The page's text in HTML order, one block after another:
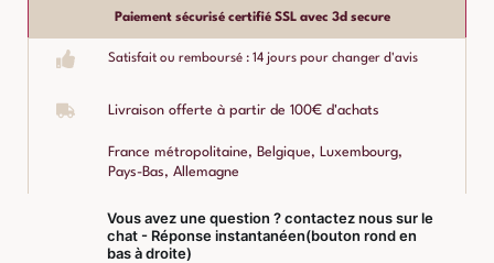
Paiement sécurisé certifié SSL avec 3d secure
Satisfait ou remboursé : 14 jours pour changer d'avis
Livraison offerte à partir de 100€ d'achats
France métropolitaine, Belgique, Luxembourg,
Pays-Bas, Allemagne
Vous avez une question ? contactez nous sur le
chat - Réponse instantanéen(bouton rond en
bas à droite)